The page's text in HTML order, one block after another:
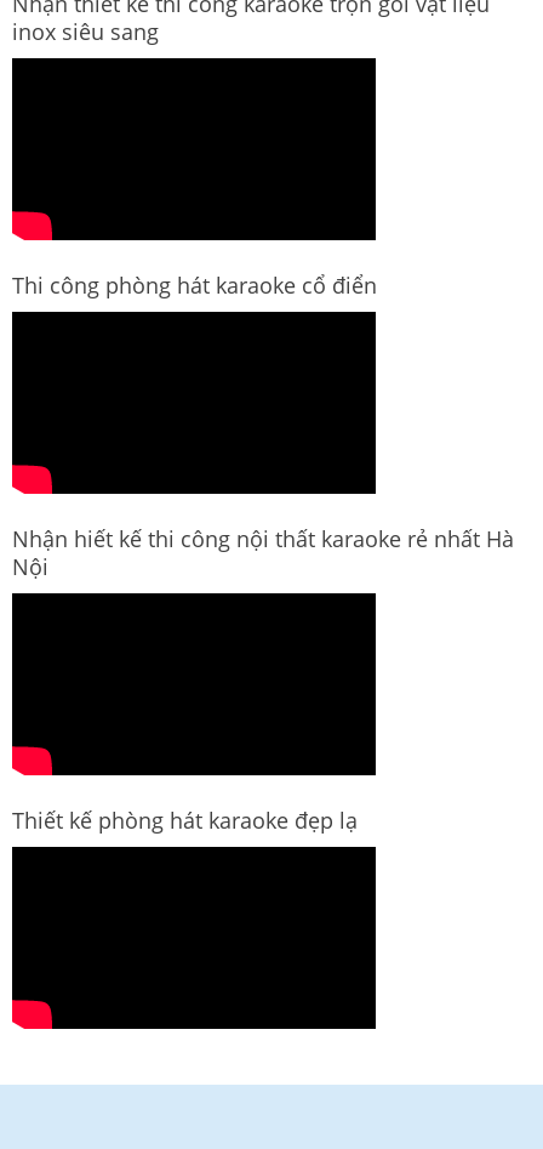
inox siêu sang
Thi công phòng hát karaoke cổ điển
Nhận hiết kế thi công nội thất karaoke rẻ nhất Hà
Nội
Thiết kế phòng hát karaoke đẹp lạ